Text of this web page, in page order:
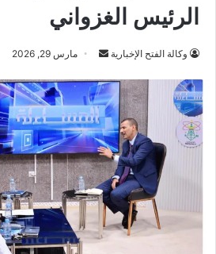
الرئيس الغزواني
وكالة الفتح الإخبارية
أرسل
إلكترونيا
مارس 29, 2026